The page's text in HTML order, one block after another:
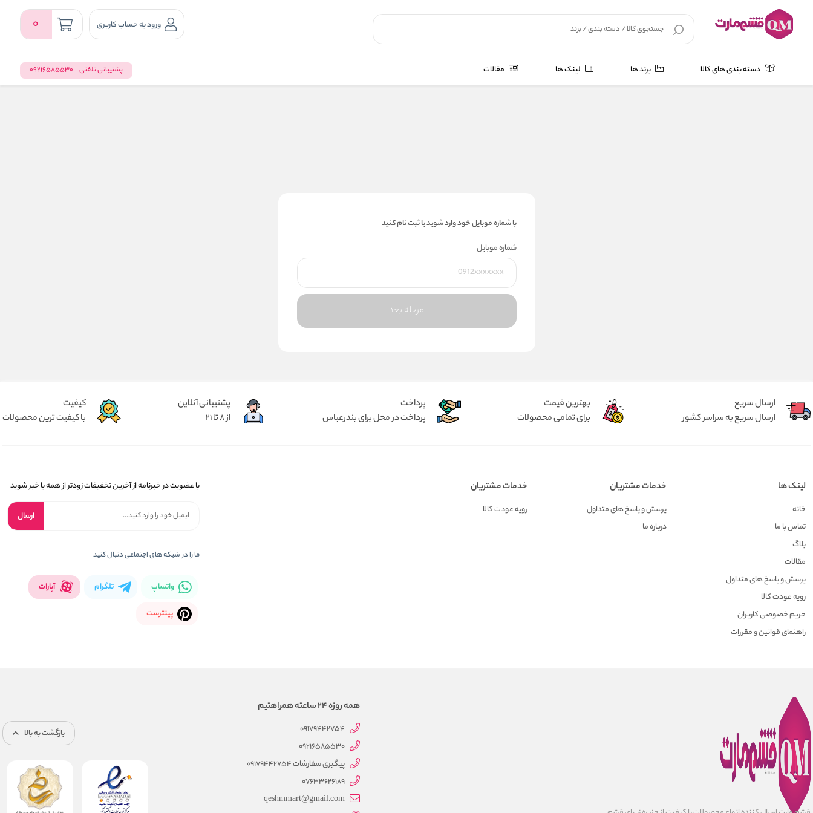
ورود به حساب کاربری 0
دسته بندی های کالا برند ها لینک ها مقالات پشتیبانی تلفنی 09216585530
با شماره موبایل خود وارد شوید یا ثبت نام کنید
شماره موبایل
مرحله بعد
ارسال سریع
ارسال سریع به سراسر کشور
بهترین قیمت
برای تمامی محصولات
پرداخت
پرداخت در محل برای بندرعباس
پشتیبانی آنلاین
از 8 تا 21
کیفیت
با کیفیت ترین محصولات
لینک ها
خانه
تماس با ما
بلاگ
مقالات
پرسش و پاسخ های متداول
رویه عودت کالا
حریم خصوصی کاربران
راهنمای قوانین و مقررات
خدمات مشتریان
پرسش و پاسخ های متداول
درباره ما
خدمات مشتریان
رویه عودت کالا
با عضویت در خبرنامه از آخرین تخفیفات زودتر از همه با خبر شوید
ارسال
ما را در شبکه های اجتماعی دنبال کنید
واتساپ تلگرام آپارات
پینترست
همه روزه 24 ساعته همراهتیم
09179442754
09216585530
پیگیری سفارشات 09179442754
07633626189
qeshmmart@gmail.com
بازگشت به بالا